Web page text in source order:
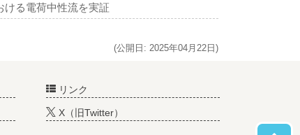
ける電荷中性流を実証
(公開日: 2025年04月22日)
リンク
X（旧Twitter）